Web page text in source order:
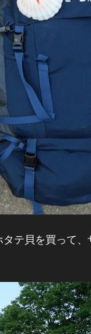
テ貝を買って、